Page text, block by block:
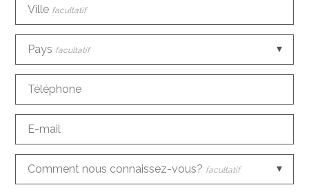
Ville facultatif
Pays facultatif
Téléphone
E-mail
Comment nous connaissez-vous? facultatif